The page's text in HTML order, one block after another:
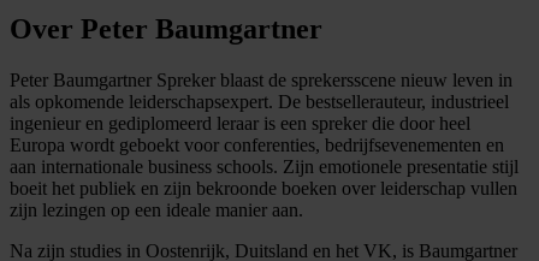
Over Peter Baumgartner
Peter Baumgartner Spreker blaast de sprekersscene nieuw leven in
als opkomende leiderschapsexpert. De bestsellerauteur, industrieel
ingenieur en gediplomeerd leraar is een spreker die door heel
Europa wordt geboekt voor conferenties, bedrijfsevenementen en
aan internationale business schools. Zijn emotionele presentatie stijl
boeit het publiek en zijn bekroonde boeken over leiderschap vullen
zijn lezingen op een ideale manier aan.
Na zijn studies in Oostenrijk, Duitsland en het VK, is Baumgartner